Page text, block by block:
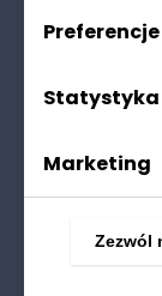
Polityka
Preferencje
Statystyka
Marketing
Zezwól